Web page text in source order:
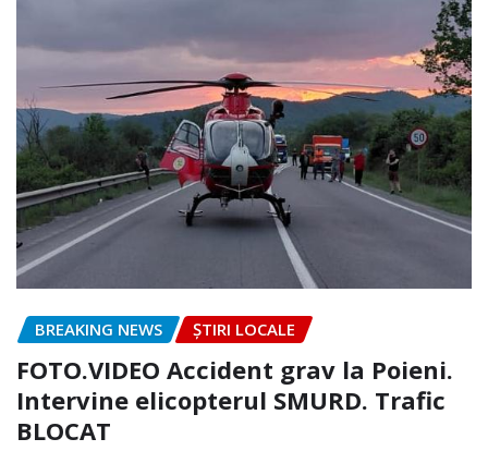
BREAKING NEWS ȘTIRI LOCALE
FOTO.VIDEO Accident grav la Poieni.
Intervine elicopterul SMURD. Trafic
BLOCAT